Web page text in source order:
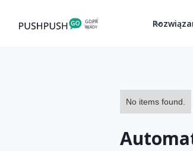
No items found.